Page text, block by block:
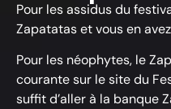
Pour les assidus du
Zapatatas et vous en
Pour les néophytes, le
courante sur le site du
suffit d’aller à la banque